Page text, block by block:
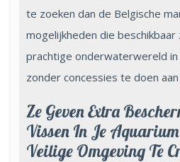
te zoeken dan de Belgische
mogelijkheden die
prachtige onderwaterwereld in
zonder concessies te doen
Ze Geven Extra
Vissen In Je
Veilige Omgeving Te